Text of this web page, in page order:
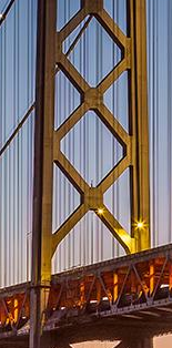
de paisagens,